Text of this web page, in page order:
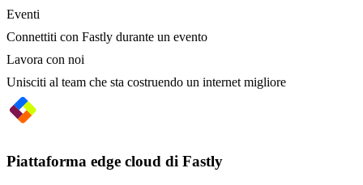
Eventi
Connettiti con Fastly durante un evento
Lavora con noi
Unisciti al team che sta costruendo un internet migliore
Piattaforma edge cloud di Fastly